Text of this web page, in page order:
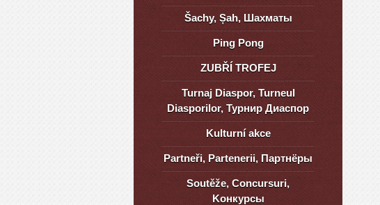
Šachy, Șah, Шахматы
Ping Pong
ZUBŘÍ TROFEJ
Turnaj Diaspor, Turneul
Diasporilor, Турнир Диаспор
Kulturní akce
Partneři, Partenerii, Партнёры
Soutěže, Concursuri,
Kонкурсы